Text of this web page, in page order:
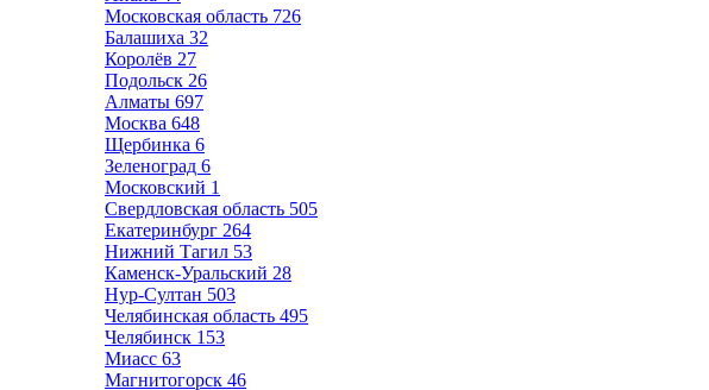
Московская область 726
Балашиха 32
Королёв 27
Подольск 26
Алматы 697
Москва 648
Щербинка 6
Зеленоград 6
Московский 1
Свердловская область 505
Екатеринбург 264
Нижний Тагил 53
Каменск-Уральский 28
Нур-Султан 503
Челябинская область 495
Челябинск 153
Миасс 63
Магнитогорск 46